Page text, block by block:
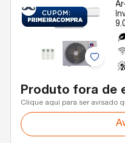
Produto fora de
Clique aqui para ser avisado